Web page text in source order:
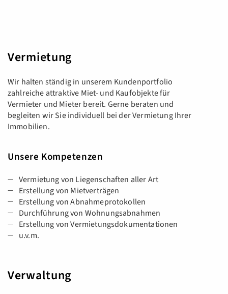
Vermietung
Wir halten ständig in unserem Kundenportfolio
zahlreiche attraktive Miet- und Kaufobjekte für
Vermieter und Mieter bereit. Gerne beraten und
begleiten wir Sie individuell bei der Vermietung Ihrer
Immobilien.
Unsere Kompetenzen
Vermietung von Liegenschaften aller Art
Erstellung von Mietverträgen
Erstellung von Abnahmeprotokollen
Durchführung von Wohnungsabnahmen
Erstellung von Vermietungsdokumentationen
u.v.m.
Verwaltung